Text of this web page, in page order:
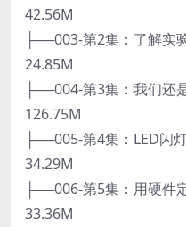
42.56M
├──003-第2集：了解实
24.85M
├──004-第3集：我们还
126.75M
├──005-第4集：LED闪
34.29M
├──006-第5集：用硬件
33.36M